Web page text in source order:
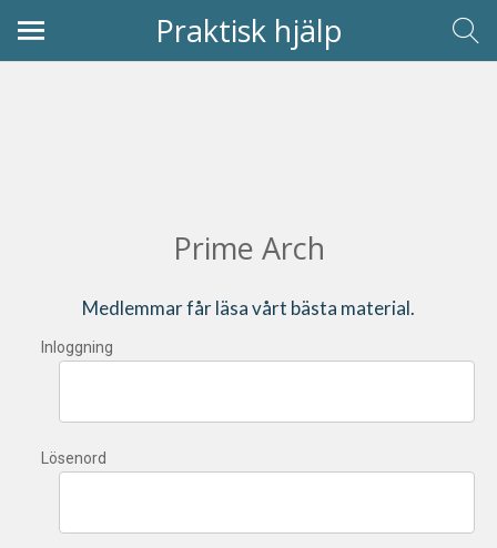
Praktisk hjälp
Prime Arch
Medlemmar får läsa vårt bästa material.
Inloggning
Lösenord